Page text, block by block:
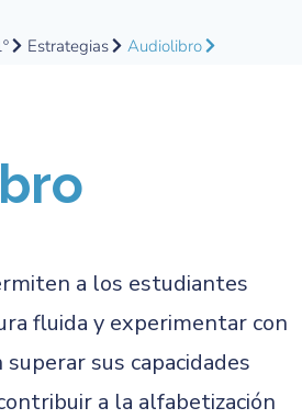
Estrategias Audiolibro
a los estudiantes
fluida y experimentar con
sus capacidades
a la alfabetización